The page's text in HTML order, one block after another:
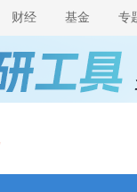
财经 基金 专